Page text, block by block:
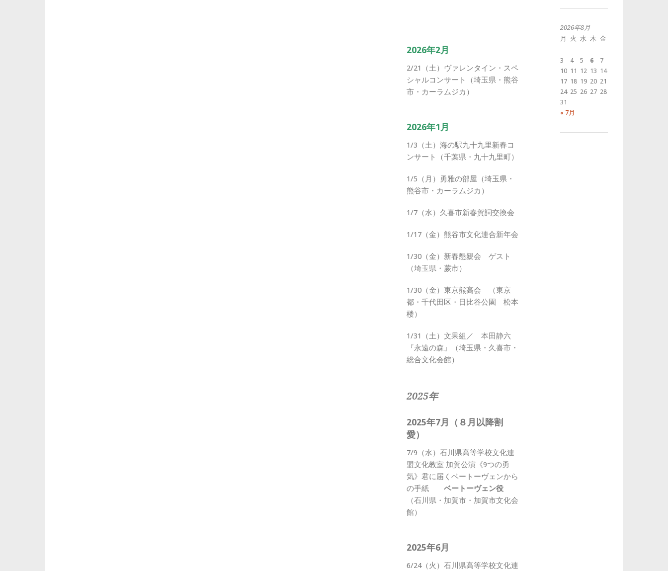
2026年2月
2/21（土）ヴァレンタイン・スペ
シャルコンサート（埼玉県・熊谷
市・カーラムジカ）
2026年1月
1/3（土）海の駅九十九里新春コ
ンサート（千葉県・九十九里町）
1/5（月）勇雅の部屋（埼玉県・
熊谷市・カーラムジカ）
1/7（水）久喜市新春賀詞交換会
1/17（金）熊谷市文化連合新年会
1/30（金）新春懇親会 ゲスト
（埼玉県・蕨市）
1/30（金）東京熊高会 （東京
都・千代田区・日比谷公園 松本
楼）
1/31（土）文果組／ 本田静六
『永遠の森』（埼玉県・久喜市・
総合文化会館）
2025年
2025年7月（８月以降割
愛）
7/9（水）石川県高等学校文化連
盟文化教室 加賀公演 《9つの勇
気》君に届くベートーヴェンから
の手紙
ベートーヴェン役
（石川県・加賀市・加賀市文化会
館）
2025年6月
6/24（火）石川県高等学校文化連
2026年8月
月
火 水 木 金
3
4 5 6 7
10 11 12 13 14
17 18 19 20 21
24 25 26 27 28
31
« 7月